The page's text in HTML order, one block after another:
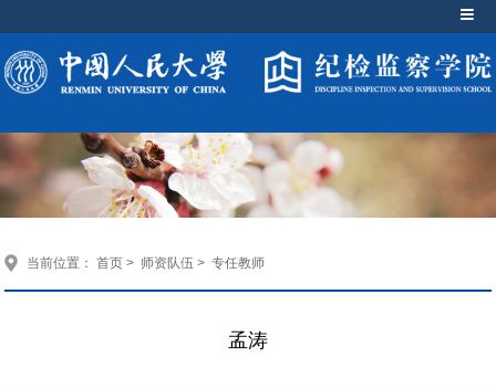
当前位置：首页 > 师资队伍 >专任教师
孟涛